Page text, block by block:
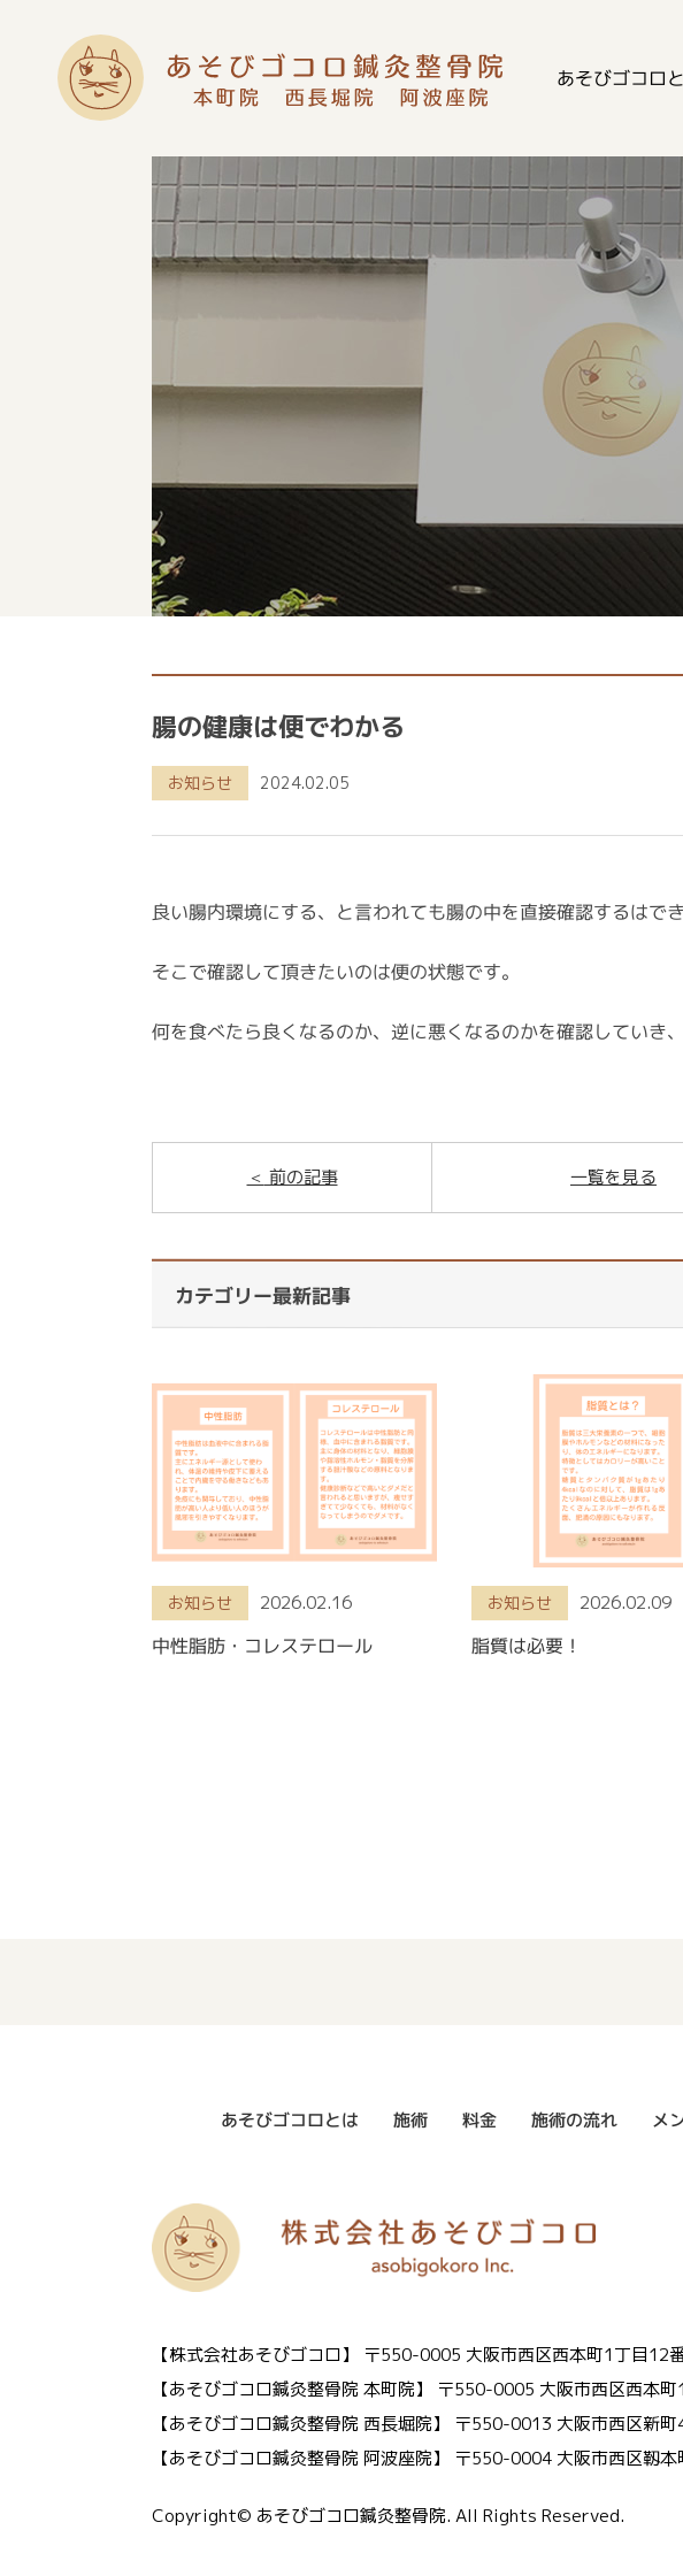
あそびゴコロ
腸の健康は便でわかる
お知らせ 2024.02.05
良い腸内環境にする、と言われても腸の中を直接確認するはでき
そこで確認して頂きたいのは便の状態です。
何を食べたら良くなるのか、逆に悪くなるのかを確認していき
前の記事 一覧を見る
カテゴリー最新記事
お知らせ 2026.02.16
中性脂肪・コレステロール
お知らせ 2026.02.09
脂質は必要！
あそびゴコロとは 施術 料金 施術の流れ メ
【株式会社あそびゴコロ】 〒550-0005 大阪市西区西本町1丁目12
【あそびゴコロ鍼灸整骨院 本町院】
〒550-0005 大阪市西区西本
【あそびゴコロ鍼灸整骨院 西長堀院】
〒550-0013 大阪市西区新
【あそびゴコロ鍼灸整骨院 阿波座院】
〒550-0004 大阪市西区靱
Copyright© あそびゴコロ鍼灸整骨院. All Rights Reserved.